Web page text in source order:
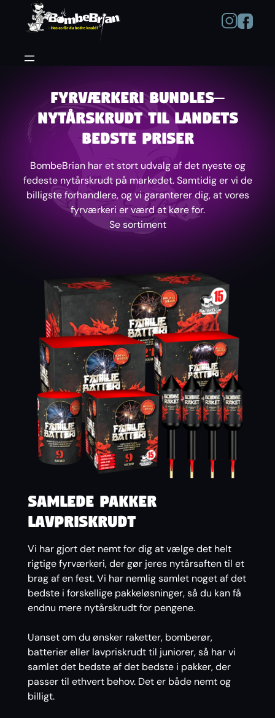
indhold
Fyrværkeri bundles–
Nytårskrudt til landets
bedste priser
BombeBrian har et stort udvalg af det nyeste og
fedeste nytårskrudt på markedet. Samtidig er vi de
billigste forhandlere, og vi garanterer dig, at vores
fyrværkeri er værd at køre for.
Se sortiment
Samlede pakker
lavpriskrudt
Vi har gjort det nemt for dig at vælge det helt
rigtige fyrværkeri, der gør jeres nytårsaften til et
brag af en fest. Vi har nemlig samlet noget af det
bedste i forskellige pakkeløsninger, så du kan få
endnu mere nytårskrudt for pengene.
Uanset om du ønsker raketter, bomberør,
batterier eller lavpriskrudt til juniorer, så har vi
samlet det bedste af det bedste i pakker, der
passer til ethvert behov. Det er både nemt og
billigt.